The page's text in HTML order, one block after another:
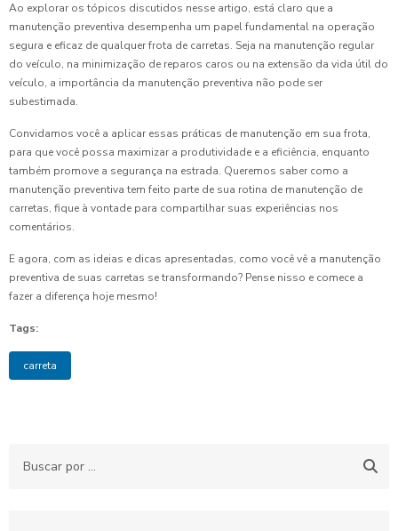
Ao explorar os tópicos discutidos nesse artigo, está claro que a
manutenção preventiva desempenha um papel fundamental na operação
segura e eficaz de qualquer frota de carretas. Seja na manutenção regular
do veículo, na minimização de reparos caros ou na extensão da vida útil do
veículo, a importância da manutenção preventiva não pode ser
subestimada.
Convidamos você a aplicar essas práticas de manutenção em sua frota,
para que você possa maximizar a produtividade e a eficiência, enquanto
também promove a segurança na estrada. Queremos saber como a
manutenção preventiva tem feito parte de sua rotina de manutenção de
carretas, fique à vontade para compartilhar suas experiências nos
comentários.
E agora, com as ideias e dicas apresentadas, como você vê a manutenção
preventiva de suas carretas se transformando? Pense nisso e comece a
fazer a diferença hoje mesmo!
Tags:
carreta